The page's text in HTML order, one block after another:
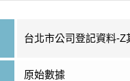
台北市公司登記資料-Z
原始數據